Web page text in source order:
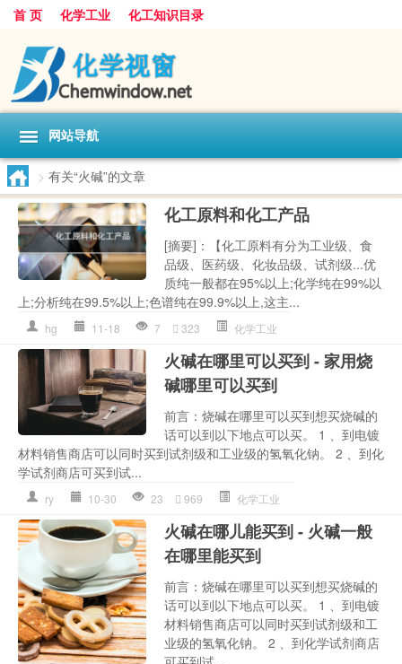
首 页 化学工业 化工知识目录
网站导航
> 有关“火碱”的文章
化工原料和化工产品
[摘要]：【化工原料有分为工业级、食
品级、医药级、化妆品级、试剂级...优
质纯一般都在95%以上;化学纯在99%以
上;分析纯在99.5%以上;色谱纯在99.9%以上,这主...
hg 11-18 7 323 化学工业
火碱在哪里可以买到 - 家用烧
碱哪里可以买到
前言：烧碱在哪里可以买到想买烧碱的
话可以到以下地点可以买。 1 、到电镀
材料销售商店可以同时买到试剂级和工业级的氢氧化钠。 2 、到化
学试剂商店可买到试...
ry 10-30 23 969 化学工业
火碱在哪儿能买到 - 火碱一般
在哪里能买到
前言：烧碱在哪里可以买到想买烧碱的
话可以到以下地点可以买。 1 、到电镀
材料销售商店可以同时买到试剂级和工
业级的氢氧化钠。 2 、到化学试剂商店